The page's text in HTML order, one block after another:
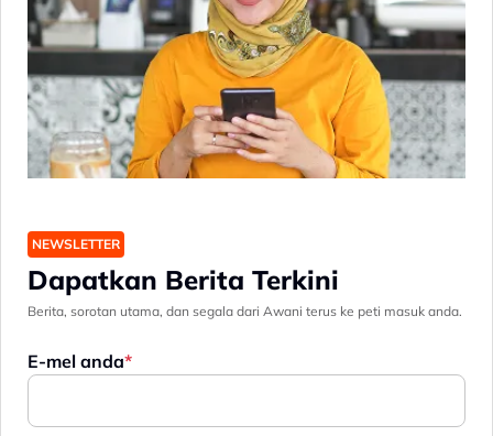
NEWSLETTER
Dapatkan Berita Terkini
Berita, sorotan utama, dan segala dari Awani terus ke peti masuk anda.
E-mel anda